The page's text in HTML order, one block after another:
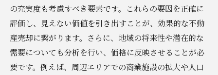
の充実度も考慮すべき要素です。これらの要因を正確に
評価し、見えない価値を引き出すことが、効果的な不動
産売却に繋がります。さらに、地域の将来性や潜在的な
需要についても分析を行い、価格に反映させることが必
要です。例えば、周辺エリアでの商業施設の拡大や人口